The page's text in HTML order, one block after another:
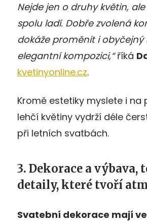
Nejde jen o druhy květin,
spolu ladí. Dobře zvolená
dokáže proměnit i obyčejný
elegantní kompozici,“říká
kvetinyonline.cz.
Kromě estetiky myslete i na
lehčí květiny vydrží déle
při letních svatbách.
3. Dekorace a výbava,
detaily, které tvoří
Svatební dekorace mají